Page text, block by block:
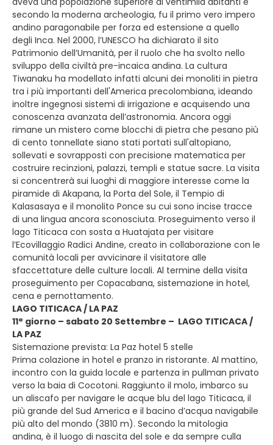
secondo la moderna archeologia, fu il primo vero impero
andino paragonabile per forza ed estensione a quello
degli Inca. Nel 2000, l’UNESCO ha dichiarato il sito
Patrimonio dell’Umanità, per il ruolo che ha svolto nello
sviluppo della civiltà pre-incaica andina. La cultura
Tiwanaku ha modellato infatti alcuni dei monoliti in pietra
tra i più importanti dell'America precolombiana, ideando
inoltre ingegnosi sistemi di irrigazione e acquisendo una
conoscenza avanzata dell’astronomia. Ancora oggi
rimane un mistero come blocchi di pietra che pesano più
di cento tonnellate siano stati portati sull'altopiano,
sollevati e sovrapposti con precisione matematica per
costruire recinzioni, palazzi, templi e statue sacre. La visita
si concentrerà sui luoghi di maggiore interesse come la
piramide di Akapana, la Porta del Sole, il Tempio di
Kalasasaya e il monolito Ponce su cui sono incise tracce
di una lingua ancora sconosciuta. Proseguimento verso il
lago Titicaca con sosta a Huatajata per visitare
l’Ecovillaggio Radici Andine, creato in collaborazione con le
comunità locali per avvicinare il visitatore alle
sfaccettature delle culture locali. Al termine della visita
proseguimento per Copacabana, sistemazione in hotel,
cena e pernottamento.
LAGO TITICACA / LA PAZ
11° giorno – sabato 20 Settembre – LAGO TITICACA /
LA PAZ
Sistemazione prevista: La Paz hotel 5 stelle
Prima colazione in hotel e pranzo in ristorante. Al mattino,
incontro con la guida locale e partenza in pullman privato
verso la baia di Cocotoni. Raggiunto il molo, imbarco su
un aliscafo per navigare le acque blu del lago Titicaca, il
più grande del Sud America e il bacino d’acqua navigabile
più alto del mondo (3810 m). Secondo la mitologia
andina, è il luogo di nascita del sole e da sempre culla